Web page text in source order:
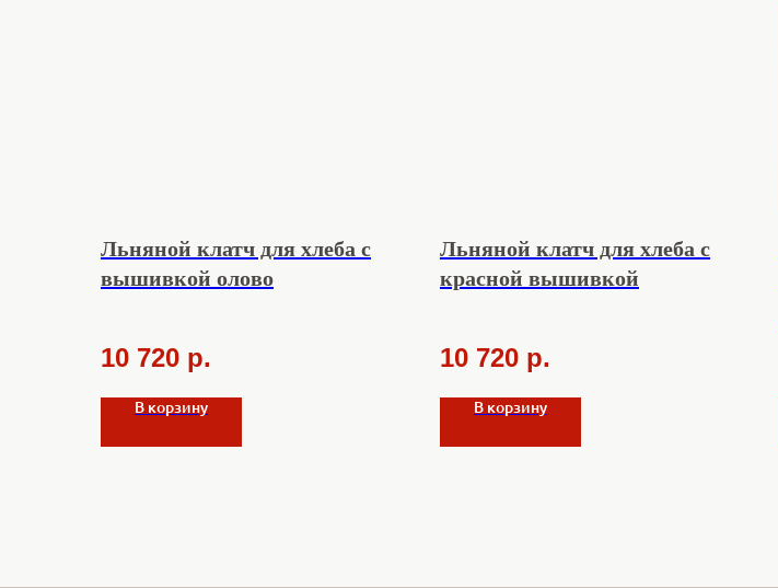
Льняной клатч для хлеба с
вышивкой олово
10 720 р.
В корзину
Льняной клатч для хлеба с
красной вышивкой
10 720 р.
В корзину